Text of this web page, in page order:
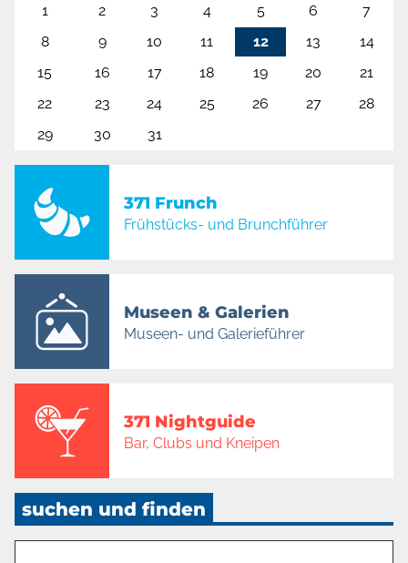
1
2 3 4 5 6
7
8
9 10 11 12 13
14
15
16 17 18 19 20
21
22
23 24 25 26 27
28
29
30 31
371 Frunch
Frühstücks- und Brunchführer
Museen & Galerien
Museen- und Galerieführer
371 Nightguide
Bar, Clubs und Kneipen
suchen und finden